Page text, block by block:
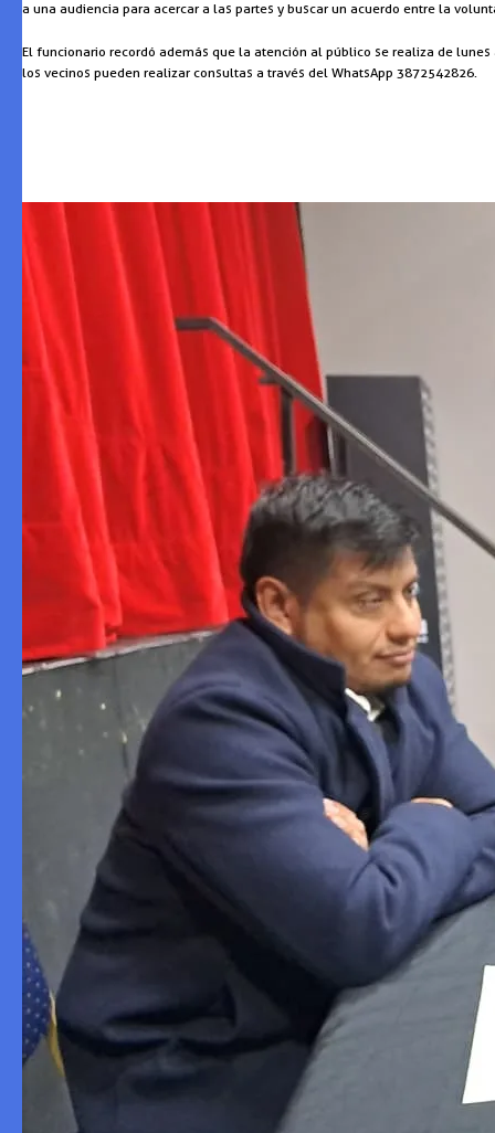
a una audiencia para acercar a las partes y buscar un acuerdo entre la
El funcionario recordó además que la atención al público se realiza de
los vecinos pueden realizar consultas a través del WhatsApp 3872542826.